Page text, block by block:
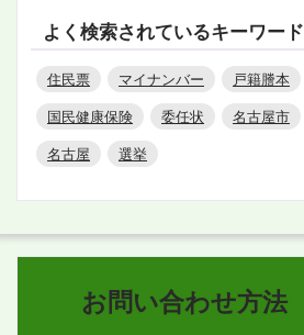
よく検索されているキーワード
住民票 マイナンバー 戸籍謄本
国民健康保険
委任状 名古屋市
名古屋
選挙
お問い合わせ方法